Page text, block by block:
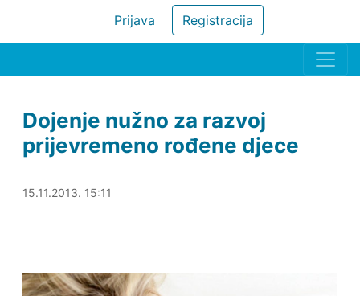
Registracija
Prijava
Dojenje nužno za razvoj
prijevremeno rođene djece
15.11.2013. 15:20
15.11.2013. 15:11